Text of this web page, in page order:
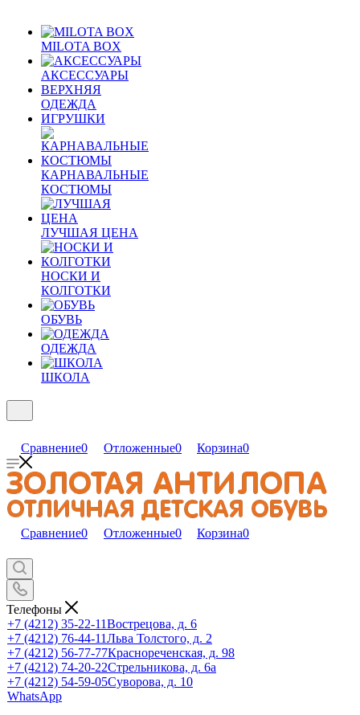
MILOTA BOX
АКСЕССУАРЫ
ВЕРХНЯЯ
ОДЕЖДА
ИГРУШКИ
КАРНАВАЛЬНЫЕ
КОСТЮМЫ
ЛУЧШАЯ ЦЕНА
НОСКИ И
КОЛГОТКИ
ОБУВЬ
ОДЕЖДА
ШКОЛА
Сравнение0 Отложенные0 Корзина0
Сравнение0 Отложенные0 Корзина0
Телефоны
+7 (4212) 35-22-11Вострецова, д. 6
+7 (4212) 76-44-11Льва Толстого, д. 2
+7 (4212) 56-77-77Краснореченская, д. 98
+7 (4212) 74-20-22Стрельникова, д. 6а
+7 (4212) 54-59-05Суворова, д. 10
WhatsApp